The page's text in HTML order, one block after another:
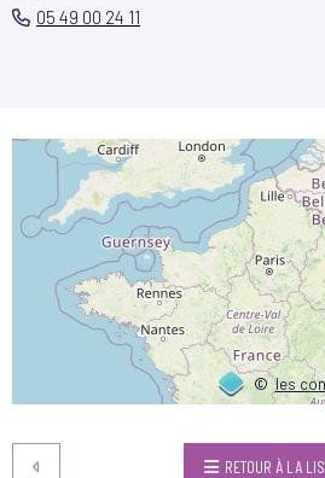
05 49 00 24 11
©les
RETOUR À LA